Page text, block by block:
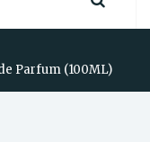
Parfum (100ML)